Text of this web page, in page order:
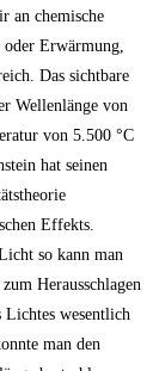
an chemische
Erwärmung,
Das sichtbare
Wellenlänge von
von 5.500 °C
hat seinen
Effekts.
so kann man
Herausschlagen
Lichtes wesentlich
man den